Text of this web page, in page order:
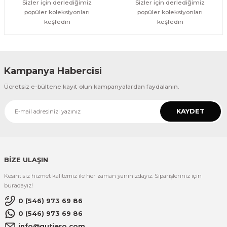
Sizler için derlediğimiz
popüler koleksiyonları
keşfedin
Sizler için derlediğimiz
popüler koleksiyonları
keşfedin
Kampanya Habercisi
Ücretsiz e-bültene kayıt olun kampanyalardan faydalanın.
KAYDET
BİZE ULAŞIN
Kesintisiz hizmet kalitemiz ile her zaman yanınızdayız. Siparişleriniz için
buradayız!
0 (546) 973 69 86
0 (546) 973 69 86